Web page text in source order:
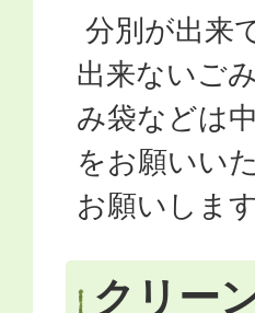
分別が出来
出来ないご
み袋などは
をお願いい
お願いします
クリー